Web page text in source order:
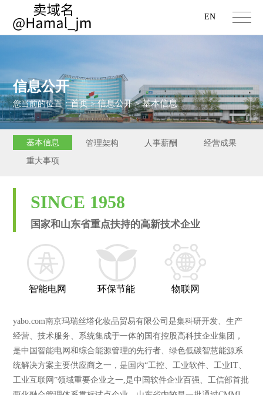
EN
信息公开
您当前的位置：首页>信息公开>基本信息
基本信息 管理架构 人事薪酬
经营成果
重大事项
SINCE 1958
国家和山东省重点扶持的高新技术企业
智能电网 环保节能 物联网
yabo.com南京玛瑞丝塔化妆品贸易有限公司是集科研开发、生产
经营、技术服务、系统集成于一体的国有控股高科技企业集团，
是中国智能电网和综合能源管理的先行者、绿色低碳智慧能源系
统解决方案主要供应商之一，是国内“工控、工业软件、工业IT、
工业互联网”领域重要企业之一,是中国软件企业百强、工信部首批